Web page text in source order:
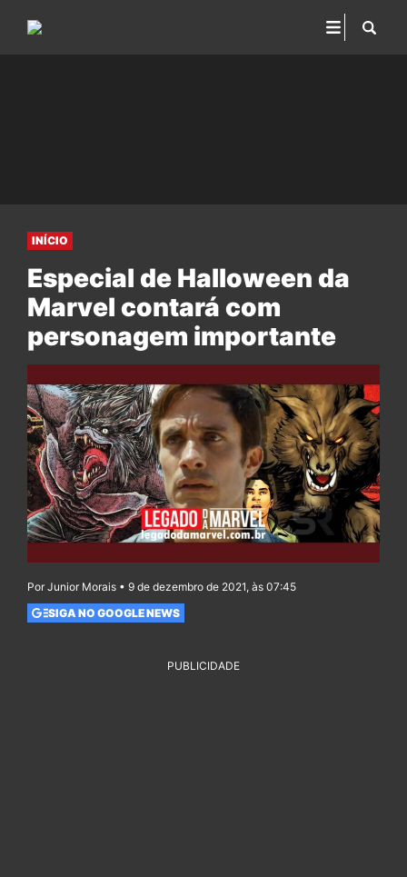
INÍCIO
Especial de Halloween da
Marvel contará com
personagem importante
Por Junior Morais • 9 de dezembro de 2021, às 07:45
SIGA NO GOOGLE NEWS
PUBLICIDADE